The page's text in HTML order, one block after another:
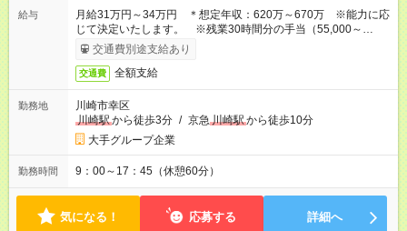
給与
月給31万円～34万円 ＊想定年収：620万～670万 ※能力に応
じて決定いたします。 ※残業30時間分の手当（55,000～
60,000円）を含みます。なお、超過分は別途支給いたします。
交通費別途支給あり
交通費 全額支給
勤務地
川崎市幸区
川崎駅から徒歩3分 / 京急 川崎駅から徒歩10分
大手グループ企業
勤務時間 9：00～17：45（休憩60分）
気になる！ 応募する 詳細へ